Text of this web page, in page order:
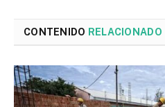
CONTENIDO RELACIONADO